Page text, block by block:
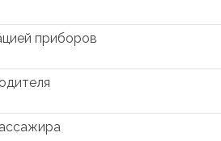
приборов